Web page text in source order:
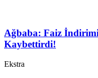
Ağbaba: Faiz
Kaybettirdi!
Ekstra